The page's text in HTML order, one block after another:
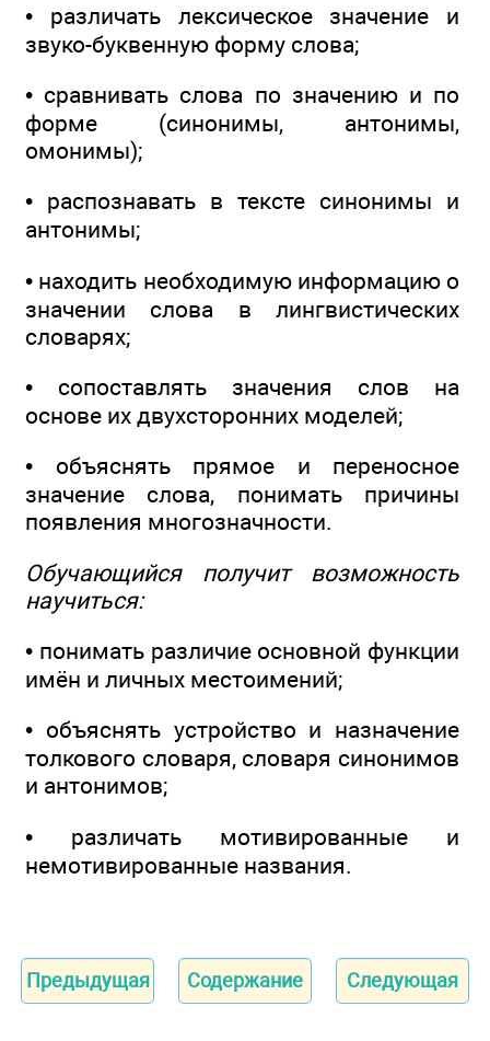
• различать лексическое значение и
звуко-буквенную форму слова;
• сравнивать слова по значению и по
форме (синонимы, антонимы,
омонимы);
• распознавать в тексте синонимы и
антонимы;
• находить необходимую информацию о
значении слова в лингвистических
словарях;
• сопоставлять значения слов на
основе их двухсторонних моделей;
• объяснять прямое и переносное
значение слова, понимать причины
появления многозначности.
Обучающийся получит возможность
научиться:
• понимать различие основной функции
имён и личных местоимений;
• объяснять устройство и назначение
толкового словаря, словаря синонимов
и антонимов;
• различать мотивированные и
немотивированные названия.
Предыдущая Содержание Следующая